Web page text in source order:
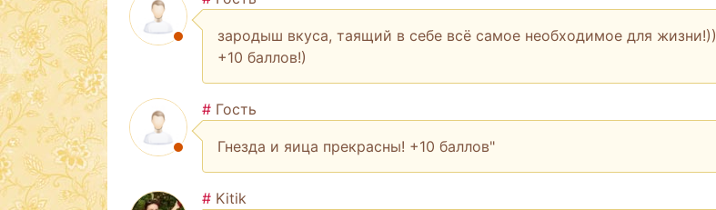
зародыш вкуса, таящий в себе всё самое необходимое для жизни!))
+10 баллов!)
# Гость
Гнезда и яица прекрасны! +10 баллов"
# Kitik